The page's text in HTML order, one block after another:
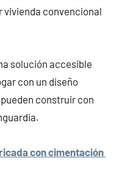
vivienda convencional
solución accesible
con un diseño
construir con
con cimentación